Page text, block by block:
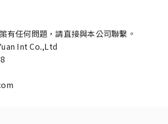
有任何問題，請直接與本公司聯繫。
Int Co.,Ltd